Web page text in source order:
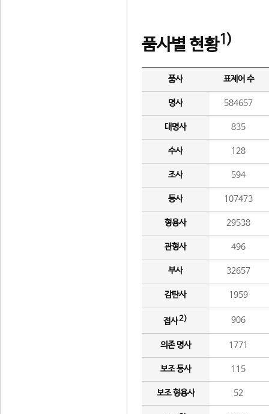
품사별 현황1)
품사 표제어 수
명사 584657
대명사 835
수사 128
조사 594
동사 107473
형용사 29538
관형사 496
부사 32657
감탄사 1959
접사2) 906
의존 명사 1771
보조 동사 115
보조 형용사 52